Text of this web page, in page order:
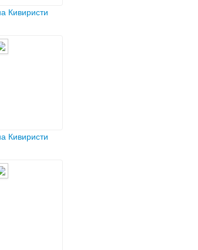
Кивиристи
Кивиристи